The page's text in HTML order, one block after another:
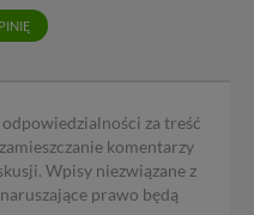
za treść
komentarzy
Wpisy niezwiązane z
prawo będą